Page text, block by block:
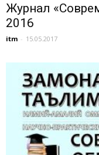
Журнал
2016
itm - 15.05.2017